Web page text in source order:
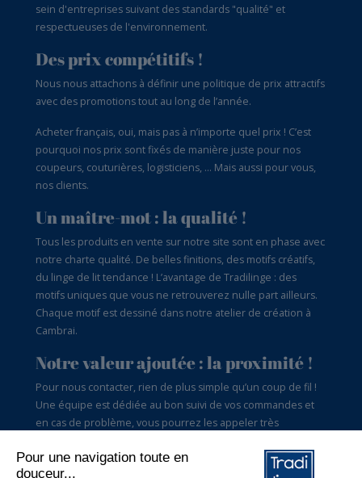
sein d'entreprises suivant des standards "qualité" et
respectueuses de l'environnement.
Des prix compétitifs !
Nous nous attachons à définir une politique de prix attractifs
avec des promotions tout au long de l’année.
Acheter français, oui, mais pas à n’importe quel prix ! C’est
pourquoi nos prix sont fixés de manière juste pour nos
coupeurs, couturières, logisticiens, … Mais aussi pour vous,
nos clients.
Un maître-mot : la qualité !
Tous les produits en vente sur notre site sont en phase avec
notre charte qualité. De belles finitions, des motifs créatifs,
du linge de lit tendance ! L’avantage de Tradilinge : des
motifs uniques que vous ne retrouverez nulle part ailleurs.
Chaque motif est dessiné dans notre atelier de création à
Cambrai.
Notre valeur ajoutée : la proximité !
Pour nous contacter, rien de plus simple qu’un coup de fil !
Une équipe est dédiée au bon suivi de vos commandes et
en cas de problème, vous pourrez les appeler très
perdus dans le choix des tailles par exemple. Tradilinge,